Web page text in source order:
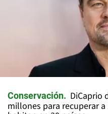
Conservación
DiCaprio
millones para recuperar